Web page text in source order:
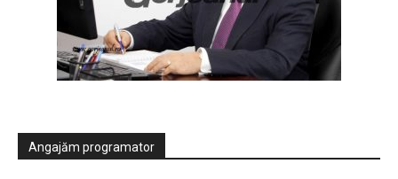
Angajăm programator